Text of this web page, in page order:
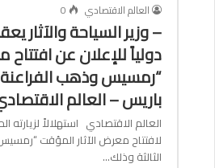
العالم الاقتصادي
0
– وزير السياحة والآثار
دولياً للإعلان عن
“رمسيس وذهب
باريس – العالم
العالم الاقتصادي استهلالاً لزيارته
لافتتاح معرض الآثار المؤقت
الثالثة وذلك…